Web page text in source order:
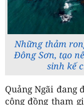
Những thảm
Đông Sơn, tạo
sinh kế
Quảng Ngãi đang
cộng đồng tham